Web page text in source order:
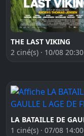
THE LAST VIKING
2 ciné(s) · 10/08 20:30
1 ciné(s) · 07/08 14:00